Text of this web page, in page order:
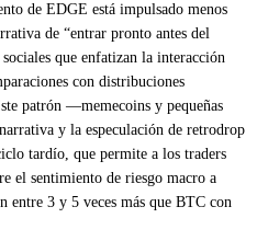
de EDGE está impulsado menos
de “entrar pronto antes del
que enfatizan la interacción
con distribuciones
patrón —memecoins y pequeñas
y la especulación de retrodrop
tardío, que permite a los traders
el sentimiento de riesgo macro a
entre 3 y 5 veces más que BTC con